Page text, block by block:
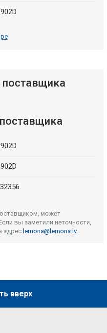
поставщика
может
вы заметили неточности,
адрес lemona@lemona.lv.
вверх